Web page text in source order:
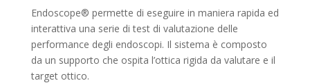
Endoscope® permette di eseguire in maniera rapida ed
interattiva una serie di test di valutazione delle
performance degli endoscopi. Il sistema è composto
da un supporto che ospita l’ottica rigida da valutare e il
target ottico.